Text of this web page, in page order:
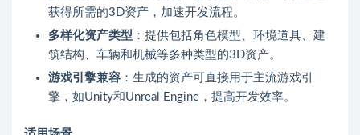
获得所需的3D资产，加速开发流程。
多样化资产类型 ：提供包括角色模型、环境道具、建
筑结构、车辆和机械等多种类型的3D资产。
游戏引擎兼容 ：生成的资产可直接用于主流游戏引
擎，如Unity和Unreal Engine，提高开发效率。